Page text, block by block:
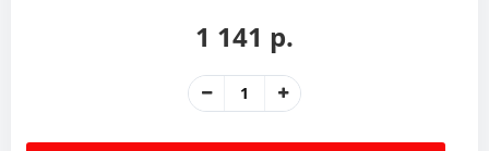
1 141 р.